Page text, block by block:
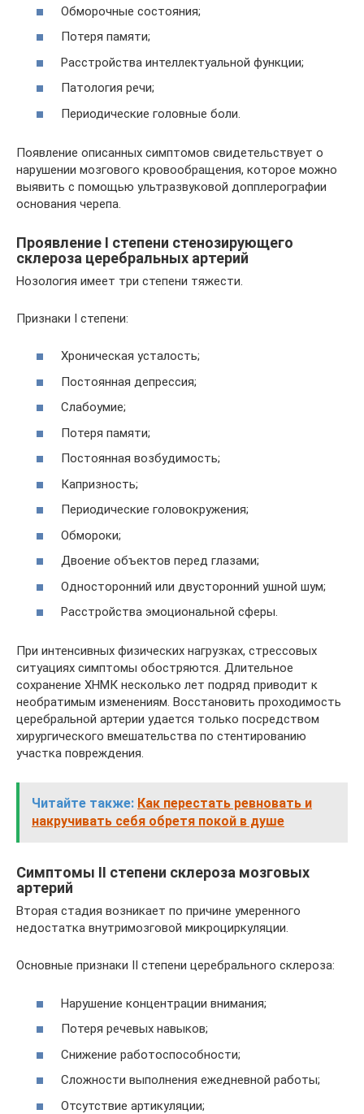
Обморочные состояния;
Потеря памяти;
Расстройства интеллектуальной функции;
Патология речи;
Периодические головные боли.
Появление описанных симптомов свидетельствует о
нарушении мозгового кровообращения, которое можно
выявить с помощью ультразвуковой допплерографии
основания черепа.
Проявление I степени стенозирующего
склероза церебральных артерий
Нозология имеет три степени тяжести.
Признаки I степени:
Хроническая усталость;
Постоянная депрессия;
Слабоумие;
Потеря памяти;
Постоянная возбудимость;
Капризность;
Периодические головокружения;
Обмороки;
Двоение объектов перед глазами;
Односторонний или двусторонний ушной шум;
Расстройства эмоциональной сферы.
При интенсивных физических нагрузках, стрессовых
ситуациях симптомы обостряются. Длительное
сохранение ХНМК несколько лет подряд приводит к
необратимым изменениям. Восстановить проходимость
церебральной артерии удается только посредством
хирургического вмешательства по стентированию
участка повреждения.
Читайте также: Как перестать ревновать и
накручивать себя обретя покой в душе
Симптомы II степени склероза мозговых
артерий
Вторая стадия возникает по причине умеренного
недостатка внутримозговой микроциркуляции.
Основные признаки II степени церебрального склероза:
Нарушение концентрации внимания;
Потеря речевых навыков;
Снижение работоспособности;
Сложности выполнения ежедневной работы;
Отсутствие артикуляции;